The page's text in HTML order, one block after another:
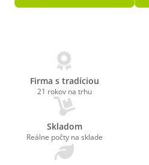
Firma s tradíciou
21 rokov na trhu
Skladom
Reálne počty na sklade